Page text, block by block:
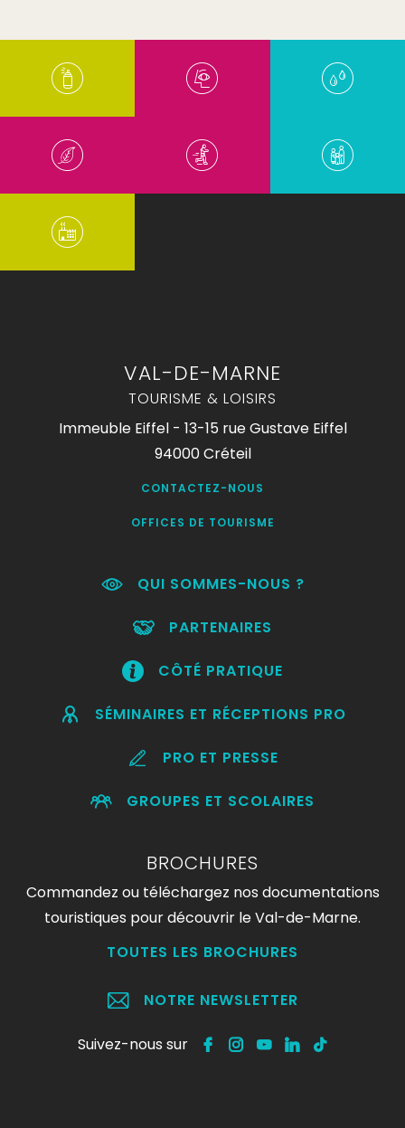
VAL-DE-MARNE
TOURISME & LOISIRS
Immeuble Eiffel - 13-15 rue Gustave Eiffel
94000 Créteil
CONTACTEZ-NOUS
OFFICES DE TOURISME
QUI SOMMES-NOUS ?
PARTENAIRES
CÔTÉ PRATIQUE
SÉMINAIRES ET RÉCEPTIONS PRO
PRO ET PRESSE
GROUPES ET SCOLAIRES
BROCHURES
Commandez ou téléchargez nos documentations
touristiques pour découvrir le Val-de-Marne.
TOUTES LES BROCHURES
NOTRE NEWSLETTER
Suivez-nous sur